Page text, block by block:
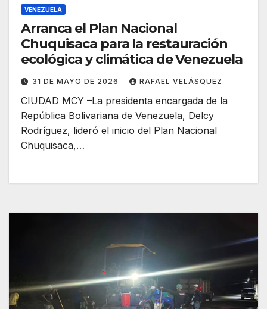
VENEZUELA
Arranca el Plan Nacional
Chuquisaca para la restauración
ecológica y climática de Venezuela
31 DE MAYO DE 2026 RAFAEL VELÁSQUEZ
CIUDAD MCY –La presidenta encargada de la
República Bolivariana de Venezuela, Delcy
Rodríguez, lideró el inicio del Plan Nacional
Chuquisaca,…